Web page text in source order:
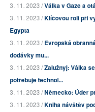
3. 11. 2023 /Válka v Gaze a
3. 11. 2023 /Klíčovou roli při
Egypta
3. 11. 2023 /Evropská
dodávky mu...
3. 11. 2023 /Zalužnyj: Válka
potřebuje technol...
3. 11. 2023 /Německo: Úder
3. 11. 2023 /Kniha návštěv